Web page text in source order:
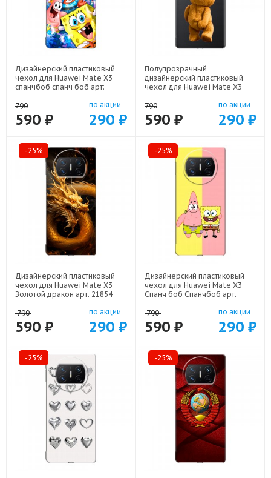
Дизайнерский пластиковый
чехол для Huawei Mate X3
спанчбоб спанч боб арт:
790
590 ₽
по акции
290 ₽
Полупрозрачный
дизайнерский пластиковый
чехол для Huawei Mate X3
790
590 ₽
по акции
290 ₽
-25%
Дизайнерский пластиковый
чехол для Huawei Mate X3
Золотой дракон арт: 21854
790
590 ₽
по акции
290 ₽
-25%
Дизайнерский пластиковый
чехол для Huawei Mate X3
Спанч боб Спанчбоб арт:
790
590 ₽
по акции
290 ₽
-25% -25%